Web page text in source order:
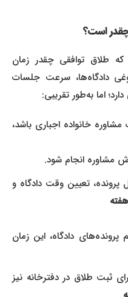
است؟
توافقی چقدر زمان
دادگاه‌ها، سرعت جلسات
اما به‌طور تقریبی:
خانواده اجباری باشد،
انجام شود.
تعیین وقت دادگاه و
دادگاه، این زمان
طلاق در دفترخانه نیز